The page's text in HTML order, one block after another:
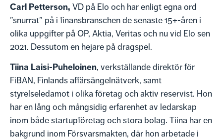
Carl Petterson, VD på Elo och har enligt egna ord
”snurrat” på i finansbranschen de senaste 15+-åren i
olika uppgifter på OP, Aktia, Veritas och nu vid Elo sen
2021. Dessutom en hejare på dragspel.
Tiina Laisi-Puheloinen, verkställande direktör för
FiBAN, Finlands affärsängelnätverk, samt
styrelseledamot i olika företag och aktiv reservist. Hon
har en lång och mångsidig erfarenhet av ledarskap
inom både startupföretag och stora bolag. Tiina har en
bakgrund inom Försvarsmakten, där hon arbetade i